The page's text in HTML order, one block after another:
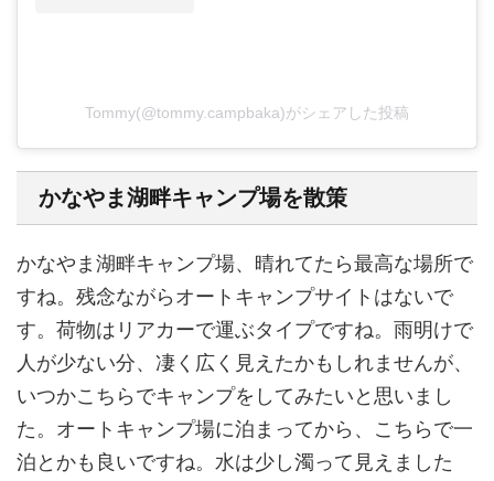
Tommy(@tommy.campbaka)がシェアした投稿
かなやま湖畔キャンプ場を散策
かなやま湖畔キャンプ場、晴れてたら最高な場所で
すね。残念ながらオートキャンプサイトはないで
す。荷物はリアカーで運ぶタイプですね。雨明けで
人が少ない分、凄く広く見えたかもしれませんが、
いつかこちらでキャンプをしてみたいと思いまし
た。オートキャンプ場に泊まってから、こちらで一
泊とかも良いですね。水は少し濁って見えました